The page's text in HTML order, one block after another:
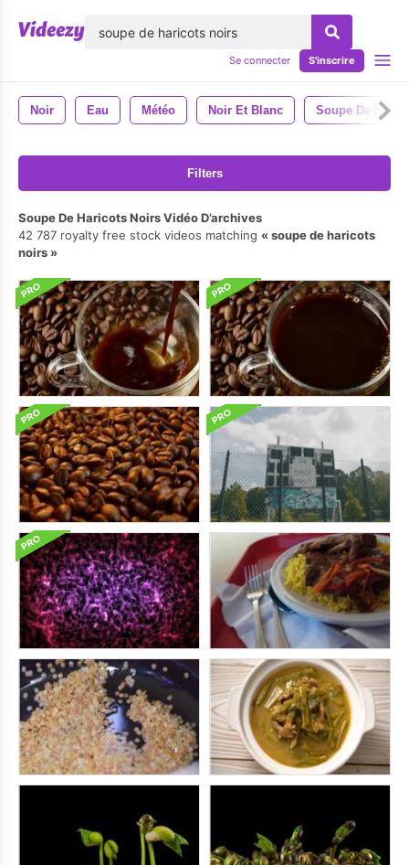
Se connecter S'inscrire
Noir Eau Météo Noir Et Blanc Soupe De
Filters
Soupe De Haricots Noirs Vidéo D’archives
42 787 royalty free stock videos matching
soupe de haricots
noirs